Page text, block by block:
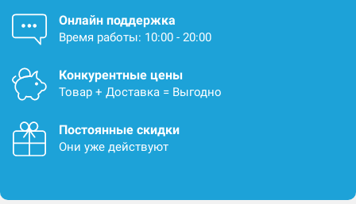
Онлайн поддержка
Время работы: 10:00 - 20:00
Конкурентные цены
Товар + Доставка = Выгодно
Постоянные скидки
Они уже действуют